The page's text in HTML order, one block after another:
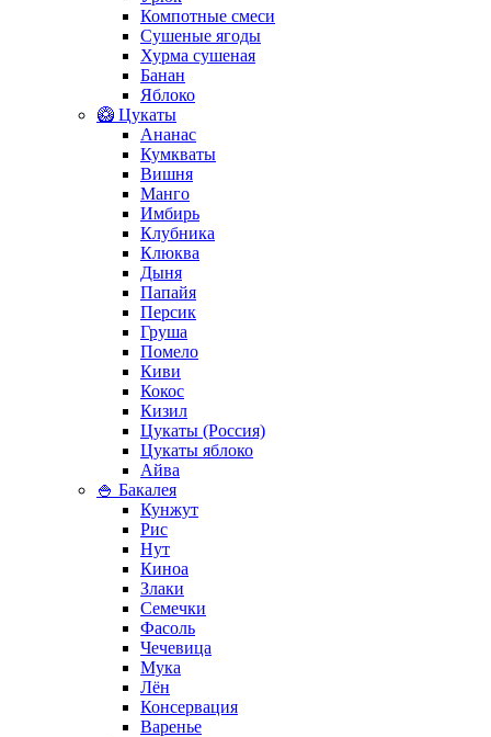
Компотные смеси
Сушеные ягоды
Хурма сушеная
Банан
Яблоко
🥝 Цукаты
Ананас
Кумкваты
Вишня
Манго
Имбирь
Клубника
Клюква
Дыня
Папайя
Персик
Груша
Помело
Киви
Кокос
Кизил
Цукаты (Россия)
Цукаты яблоко
Айва
🍚 Бакалея
Кунжут
Рис
Нут
Киноа
Злаки
Семечки
Фасоль
Чечевица
Мука
Лён
Консервация
Варенье